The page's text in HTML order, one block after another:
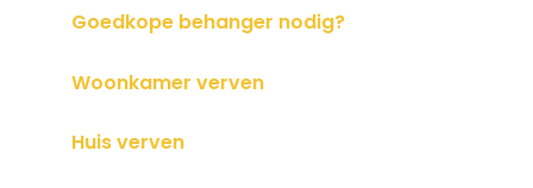
Goedkope behanger nodig?
Woonkamer verven
Huis verven